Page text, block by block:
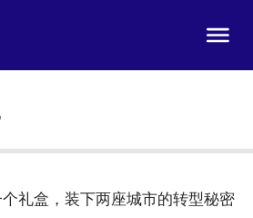
个礼盒，装下两座城市的转型秘密